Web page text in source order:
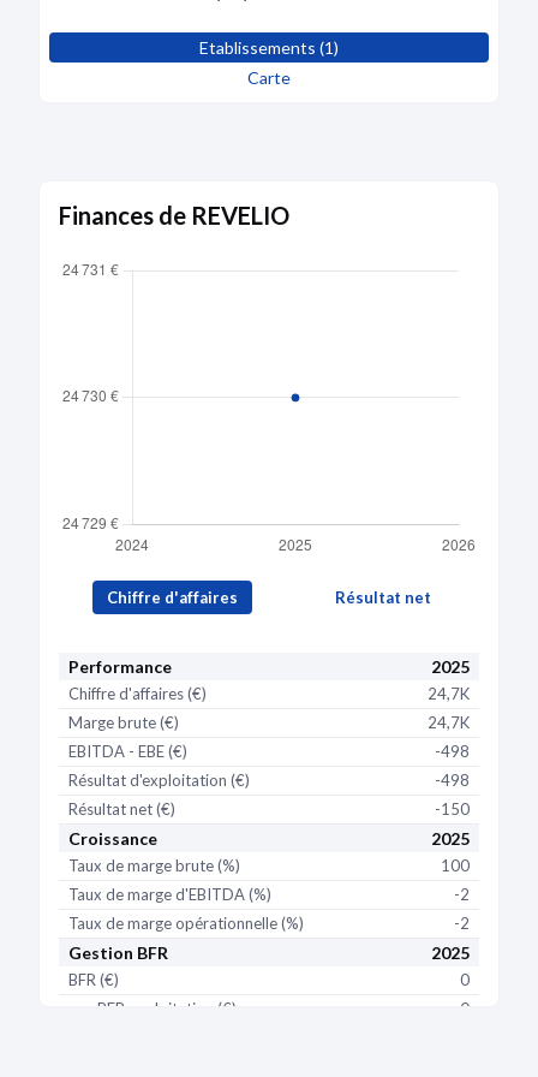
Etablissements (1)
Carte
Finances de REVELIO
Chiffre d'affaires Résultat net
Performance 2025
Chiffre d'affaires (€)
24,7K
Marge brute (€)
24,7K
EBITDA - EBE (€)
-498
Résultat d'exploitation (€)
-498
Résultat net (€)
-150
Croissance 2025
Taux de marge brute (%)
100
Taux de marge d'EBITDA (%)
-2
Taux de marge opérationnelle (%)
-2
Gestion BFR 2025
BFR (€)
0
BFR exploitation (€)
0